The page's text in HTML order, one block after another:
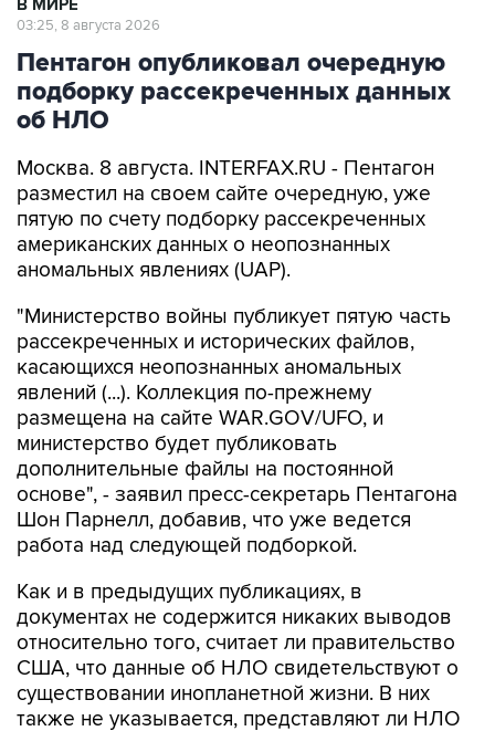
Пентагон опубликовал очередную
подборку рассекреченных данных
об НЛО
Москва. 8 августа. INTERFAX.RU - Пентагон
пятую по счету подборку рассекреченных
американских данных о неопознанных
аномальных явлениях (UAP).
"Министерство войны публикует пятую часть
касающихся неопознанных аномальных
явлений (...). Коллекция по-прежнему
размещена на сайте WAR.GOV/UFO, и
министерство будет публиковать
дополнительные файлы на постоянной
основе", - заявил пресс-секретарь Пентагона
Шон Парнелл, добавив, что уже ведется
работа над следующей подборкой.
Как и в предыдущих публикациях, в
относительно того, считает ли правительство
США, что данные об НЛО свидетельствуют о
существовании инопланетной жизни. В них
также не указывается, представляют ли НЛО
угрозу национальной безопасности США.